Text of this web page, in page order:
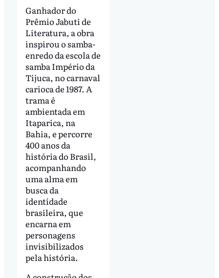
Ganhador do
Prêmio Jabuti de
Literatura, a obra
inspirou o samba-
enredo da escola de
samba Império da
Tijuca, no carnaval
carioca de 1987. A
trama é
ambientada em
Itaparica, na
Bahia, e percorre
400 anos da
história do Brasil,
acompanhando
uma alma em
busca da
identidade
brasileira, que
encarna em
personagens
invisibilizados
pela história.